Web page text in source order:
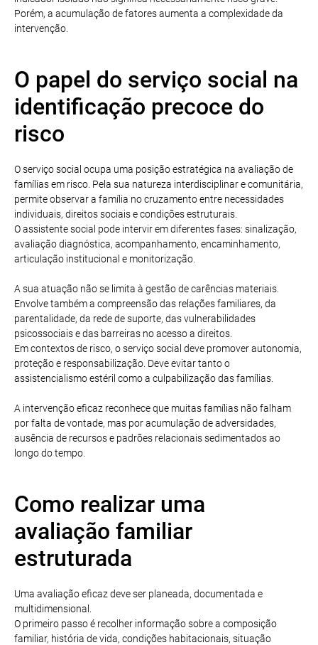
Porém, a acumulação de fatores aumenta a complexidade da
intervenção.
O papel do serviço social na
identificação precoce do
risco
O serviço social ocupa uma posição estratégica na avaliação de
famílias em risco. Pela sua natureza interdisciplinar e comunitária,
permite observar a família no cruzamento entre necessidades
individuais, direitos sociais e condições estruturais.
O assistente social pode intervir em diferentes fases: sinalização,
avaliação diagnóstica, acompanhamento, encaminhamento,
articulação institucional e monitorização.
A sua atuação não se limita à gestão de carências materiais.
Envolve também a compreensão das relações familiares, da
parentalidade, da rede de suporte, das vulnerabilidades
psicossociais e das barreiras no acesso a direitos.
Em contextos de risco, o serviço social deve promover autonomia,
proteção e responsabilização. Deve evitar tanto o
assistencialismo estéril como a culpabilização das famílias.
A intervenção eficaz reconhece que muitas famílias não falham
por falta de vontade, mas por acumulação de adversidades,
ausência de recursos e padrões relacionais sedimentados ao
longo do tempo.
Como realizar uma
avaliação familiar
estruturada
Uma avaliação eficaz deve ser planeada, documentada e
multidimensional.
O primeiro passo é recolher informação sobre a composição
familiar, história de vida, condições habitacionais, situação